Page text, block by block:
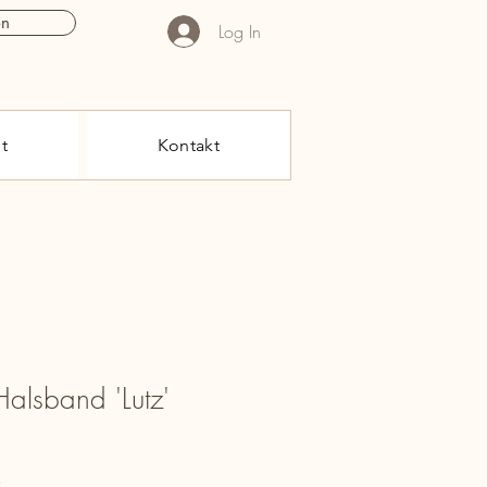
Log In
Kontakt
'Lutz'